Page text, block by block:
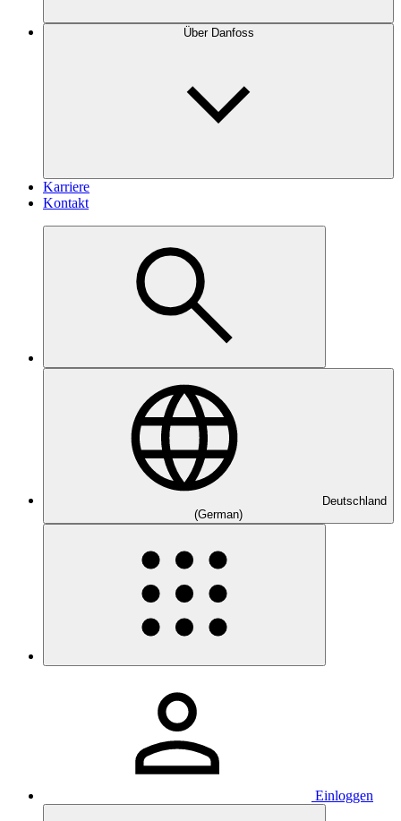
Über Danfoss
Karriere
Kontakt
Deutschland
(German)
Einloggen